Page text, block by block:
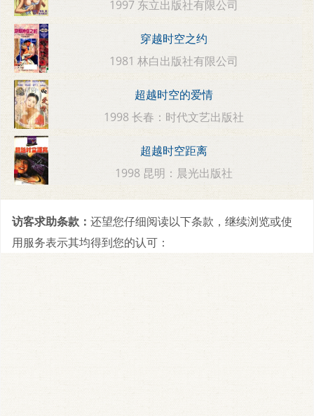
1997 东立出版社有限公司
穿越时空之约
1981 林白出版社有限公司
超越时空的爱情
1998 长春：时代文艺出版社
超越时空距离
1998 昆明：晨光出版社
访客求助条款： 还望您仔细阅读以下条款，继续浏览或使
用服务表示其均得到您的认可：